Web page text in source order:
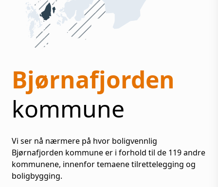
Bjørnafjorden
kommune
Vi ser nå nærmere på hvor boligvennlig
Bjørnafjorden kommune er i forhold til de 119andre
kommunene, innenfor temaene tilrettelegging og
boligbygging.